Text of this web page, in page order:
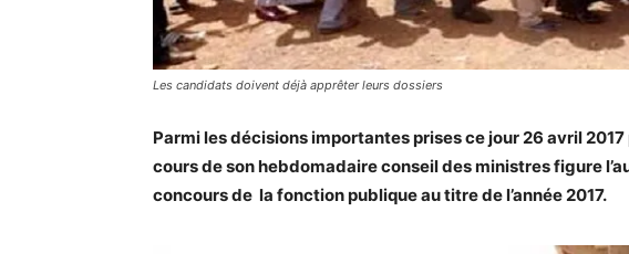
Les candidats doivent déjà apprêter leurs dossiers
Parmi les décisions importantes prises ce jour 26 avril
cours de son hebdomadaire conseil des ministres figure
concours de la fonction publique au titre de l’année 2017.